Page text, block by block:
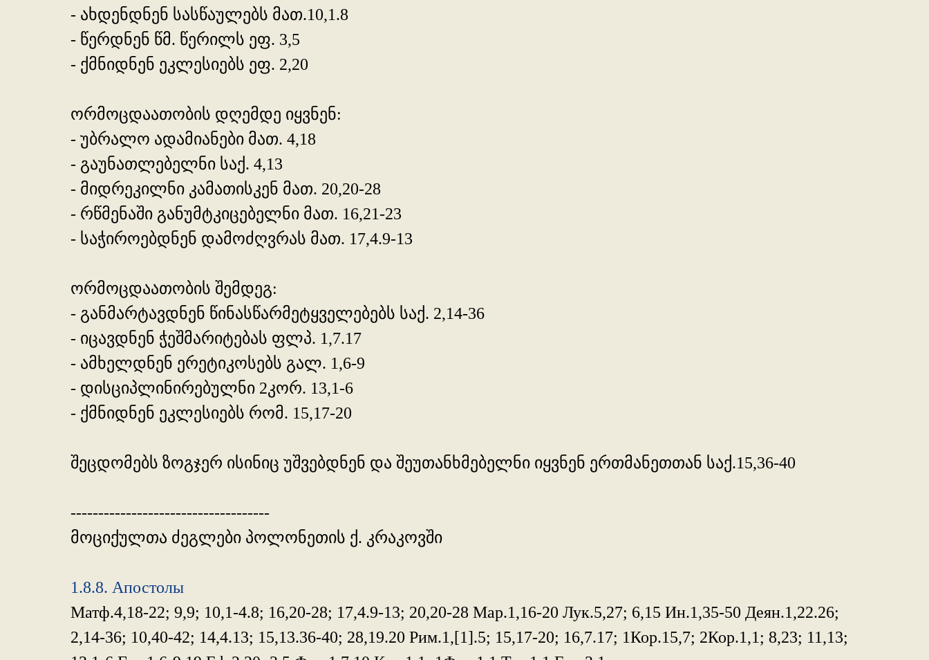
- ახდენდნენ სასწაულებს მათ.10,1.8
- წერდნენ წმ. წერილს ეფ. 3,5
- ქმნიდნენ ეკლესიებს ეფ. 2,20
ორმოცდაათობის დღემდე იყვნენ:
- უბრალო ადამიანები მათ. 4,18
- გაუნათლებელნი საქ. 4,13
- მიდრეკილნი კამათისკენ მათ. 20,20-28
- რწმენაში განუმტკიცებელნი მათ. 16,21-23
- საჭიროებდნენ დამოძღვრას მათ. 17,4.9-13
ორმოცდაათობის შემდეგ:
- განმარტავდნენ წინასწარმეტყველებებს საქ. 2,14-36
- იცავდნენ ჭეშმარიტებას ფლპ. 1,7.17
- ამხელდნენ ერეტიკოსებს გალ. 1,6-9
- დისციპლინირებულნი 2კორ. 13,1-6
- ქმნიდნენ ეკლესიებს რომ. 15,17-20
შეცდომებს ზოგჯერ ისინიც უშვებდნენ და შეუთანხმებელნი იყვნენ ერთმანეთთან საქ.15,36-40
------------------------------------
მოციქულთა ძეგლები პოლონეთის ქ. კრაკოვში
1.8.8. Апостолы
Матф.4,18-22; 9,9; 10,1-4.8; 16,20-28; 17,4.9-13; 20,20-28 Мар.1,16-20 Лук.5,27; 6,15 Ин.1,35-50 Деян.1,22.26;
2,14-36; 10,40-42; 14,4.13; 15,13.36-40; 28,19.20 Рим.1,[1].5; 15,17-20; 16,7.17; 1Кор.15,7; 2Кор.1,1; 8,23; 11,13;